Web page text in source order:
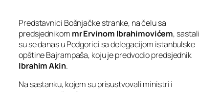
Predstavnici Bošnjačke stranke, na čelu sa
predsjednikom mr Ervinom Ibrahimovićem, sastali
su se danas u Podgorici sa delegacijom istanbulske
opštine Bajrampaša, koju je predvodio predsjednik
Ibrahim Akin.
Na sastanku, kojem su prisustvovali ministri i